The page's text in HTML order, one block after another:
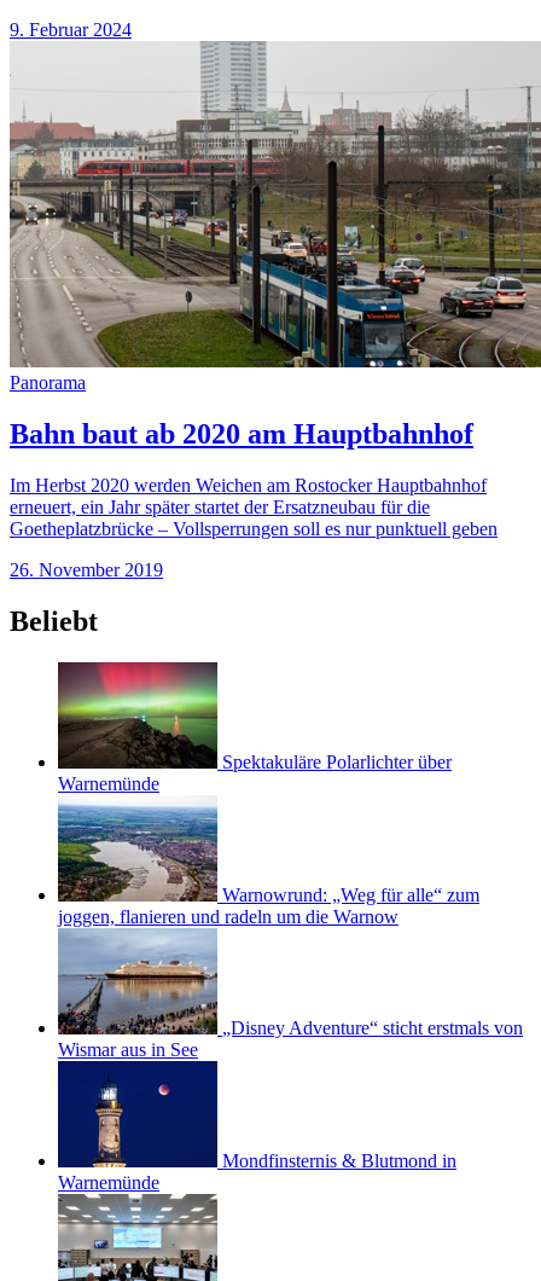
9. Februar 2024
Panorama
Bahn baut ab 2020 am Hauptbahnhof
Im Herbst 2020 werden Weichen am Rostocker Hauptbahnhof
erneuert, ein Jahr später startet der Ersatzneubau für die
Goetheplatzbrücke – Vollsperrungen soll es nur punktuell geben
26. November 2019
Beliebt
Spektakuläre Polarlichter über
Warnemünde
Warnowrund: „Weg für alle“ zum
joggen, flanieren und radeln um die Warnow
„Disney Adventure“ sticht erstmals von
Wismar aus in See
Mondfinsternis & Blutmond in
Warnemünde